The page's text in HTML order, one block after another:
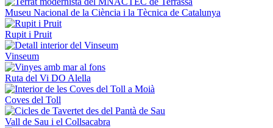
Museu Nacional de la Ciència i la Tècnica de Catalunya
Rupit i Pruit
Vinseum
Ruta del Vi DO Alella
Coves del Toll
Vall de Sau i el Collsacabra